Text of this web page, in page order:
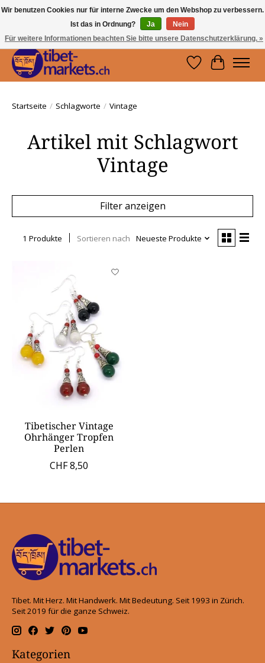
Handwerkskunst vom Dach der Welt.
Holen Sie sich ein Stück Tibet.
Wunschzettel
Ihr
Startseite / Schlagworte / Vintage
Artikel mit Schlagwort
Vintage
Filter anzeigen
1 Produkte Sortieren nach Neueste Produkte
Tibetischer Vintage
Ohrhänger Tropfen
Perlen
CHF 8,50
Tibet. Mit Herz. Mit Handwerk. Mit Bedeutung. Seit 1993 in Zürich.
Seit 2019 für die ganze Schweiz.
Kategorien
Wir benutzen Cookies nur für interne Zwecke um den Webshop zu verbessern.
Ist das in Ordnung?
Ja
Nein
Für weitere Informationen beachten Sie bitte unsere Datenschutzerklärung. »